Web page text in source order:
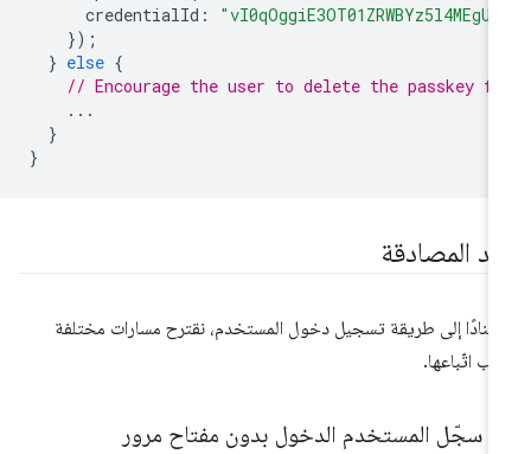
credentialId:
} else
// Encourage the user to delete the passkey
المصادقة
إلى طريقة تسجيل دخول المستخدم، نقترح مسارات مختلفة
اتّباعها.
سجّل المستخدم الدخول بدون مفتاح مرور